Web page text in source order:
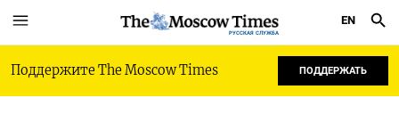
РУССКАЯ СЛУЖБА
EN
Поддержите The Moscow Times ПОДДЕРЖАТЬ